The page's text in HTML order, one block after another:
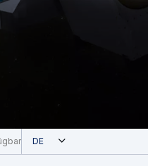
German